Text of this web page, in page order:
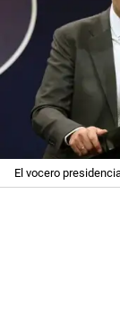
El vocero